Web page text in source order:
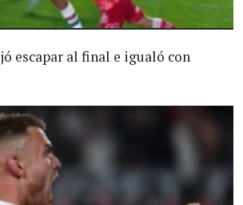
escapar al final e igualó con